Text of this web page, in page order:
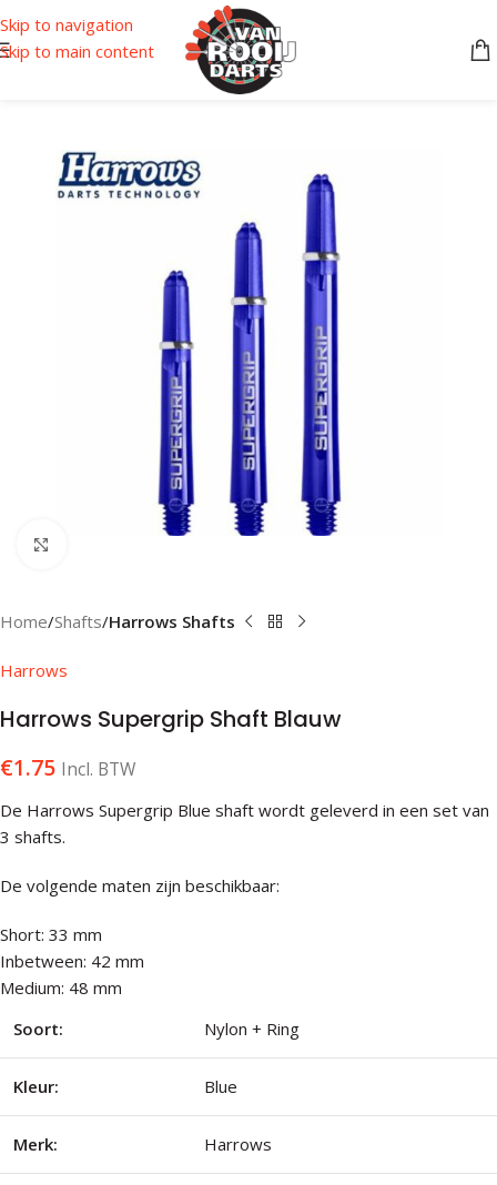
Skip to navigation
Skip to main content
Home Shafts Harrows Shafts
Harrows
Harrows Supergrip Shaft Blauw
€1.75 Incl. BTW
De Harrows Supergrip Blue shaft wordt geleverd in een set van
3 shafts.
De volgende maten zijn beschikbaar:
Short: 33 mm
Inbetween: 42 mm
Medium: 48 mm
Soort:
Nylon + Ring
Kleur: Blue
Merk: Harrows